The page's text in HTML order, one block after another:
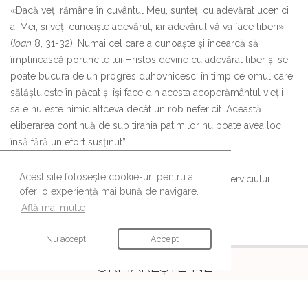
Acest site folosește cookie-uri pentru a
oferi o experiență mai bună de navigare.
Află mai multe
Nu accept Accept
«Dacă veți rămâne în cuvântul Meu, sunteți cu adevărat ucenici
ai Mei; și veți cunoaște adevărul, iar adevărul vă va face liberi»
(Ioan 8, 31-32). Numai cel care a cunoaște și încearcă să
împlinească poruncile lui Hristos devine cu adevărat liber și se
poate bucura de un progres duhovnicesc, în timp ce omul care
sălășluiește în păcat și își face din acesta acoperământul vieții
sale nu este nimic altceva decât un rob nefericit. Această
eliberarea continuă de sub tirania patimilor nu poate avea loc
însă fără un efort susținut”.
Lucrarea poate fi achiziționată de la magazinele Serviciului
Colportaj al Arhiepiscopiei Bucureștilor.
URMĂREȘTE-NE